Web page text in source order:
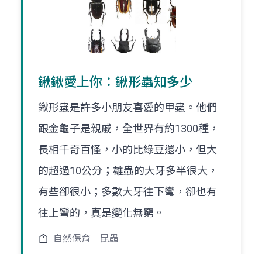
鍬鍬愛上你：鍬形蟲知多少
鍬形蟲是許多小朋友喜愛的甲蟲。他們
跟金龜子是親戚，全世界有約1300種，
長相千奇百怪，小的比綠豆還小，但大
的超過10公分；雄蟲的大牙多半很大，
有些卻很小；多數大牙往下彎，卻也有
往上彎的，真是變化無窮。
自然保育 昆蟲